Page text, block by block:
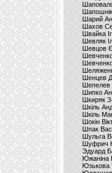
Шарий
Шахов
Швайка
Шевляк
Шевцов
Шевченко
Шенцев
Шепелев
Шипко
Шкиряк
Шкіль
Шкіль
Шокін
Шпак
Шульга
Шуфрич
Эдуард
Южаніна
Юзькова